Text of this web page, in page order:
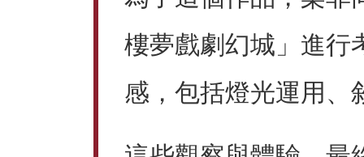
樓夢戲劇幻城」進行
感，包括燈光運用、